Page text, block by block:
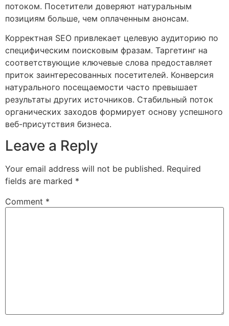
потоком. Посетители доверяют натуральным
позициям больше, чем оплаченным анонсам.
Корректная SEO привлекает целевую аудиторию по
специфическим поисковым фразам. Таргетинг на
соответствующие ключевые слова предоставляет
приток заинтересованных посетителей. Конверсия
натурального посещаемости часто превышает
результаты других источников. Стабильный поток
органических заходов формирует основу успешного
веб-присутствия бизнеса.
Leave a Reply
Your email address will not be published. Required
fields are marked *
Comment *